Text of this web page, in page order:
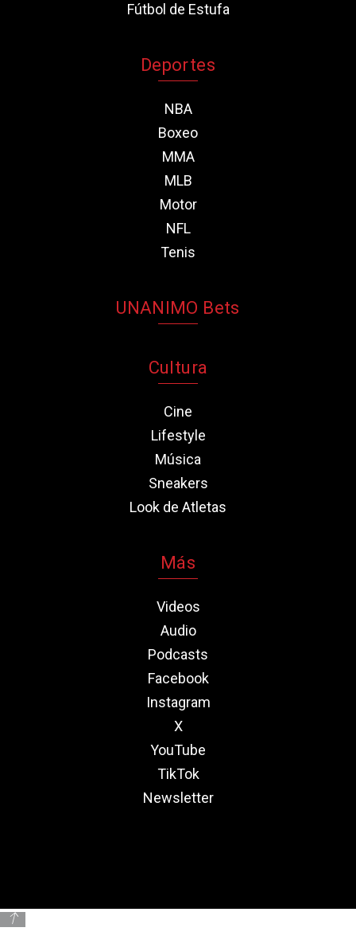
Fútbol de Estufa
Deportes
NBA
Boxeo
MMA
MLB
Motor
NFL
Tenis
UNANIMO Bets
Cultura
Cine
Lifestyle
Música
Sneakers
Look de Atletas
Más
Videos
Audio
Podcasts
Facebook
Instagram
X
YouTube
TikTok
Newsletter